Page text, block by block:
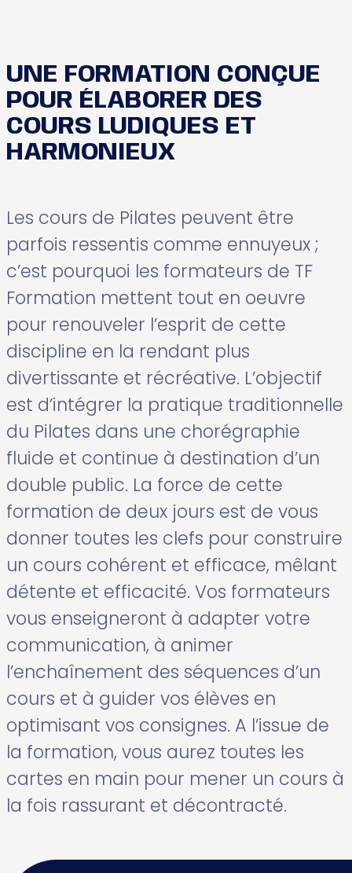
UNE FORMATION CONÇUE
POUR ÉLABORER DES
COURS LUDIQUES ET
HARMONIEUX
Les cours de Pilates peuvent être
parfois ressentis comme ennuyeux ;
c’est pourquoi les formateurs de TF
Formation mettent tout en oeuvre
pour renouveler l’esprit de cette
discipline en la rendant plus
divertissante et récréative. L’objectif
est d’intégrer la pratique traditionnelle
du Pilates dans une chorégraphie
fluide et continue à destination d’un
double public. La force de cette
formation de deux jours est de vous
donner toutes les clefs pour construire
un cours cohérent et efficace, mêlant
détente et efficacité. Vos formateurs
vous enseigneront à adapter votre
communication, à animer
l’enchaînement des séquences d’un
cours et à guider vos élèves en
optimisant vos consignes. A l’issue de
la formation, vous aurez toutes les
cartes en main pour mener un cours à
la fois rassurant et décontracté.